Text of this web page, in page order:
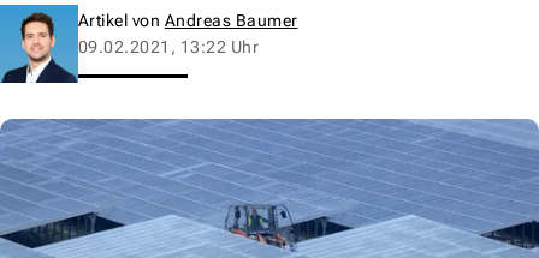
Artikel von Andreas Baumer
09.02.2021, 13:22 Uhr